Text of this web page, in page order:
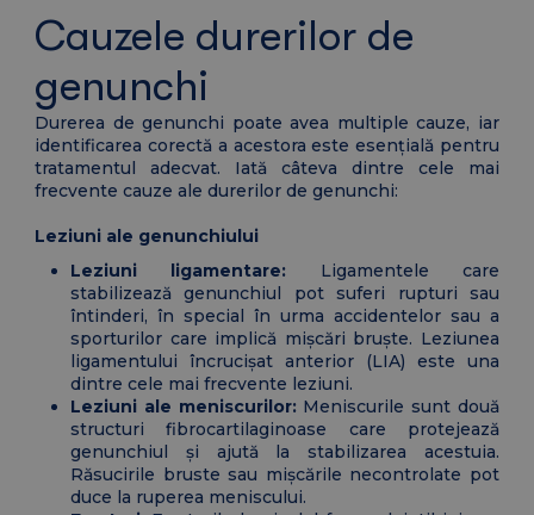
Cauzele durerilor de
genunchi
Durerea de genunchi poate avea multiple cauze, iar
identificarea corectă a acestora este esențială pentru
tratamentul adecvat. Iată câteva dintre cele mai
frecvente cauze ale durerilor de genunchi:
Leziuni ale genunchiului
Leziuni ligamentare: Ligamentele care
stabilizează genunchiul pot suferi rupturi sau
întinderi, în special în urma accidentelor sau a
sporturilor care implică mișcări bruște. Leziunea
ligamentului încrucișat anterior (LIA) este una
dintre cele mai frecvente leziuni.
Leziuni ale meniscurilor: Meniscurile sunt două
structuri fibrocartilaginoase care protejează
genunchiul și ajută la stabilizarea acestuia.
Răsucirile bruste sau mișcările necontrolate pot
duce la ruperea meniscului.